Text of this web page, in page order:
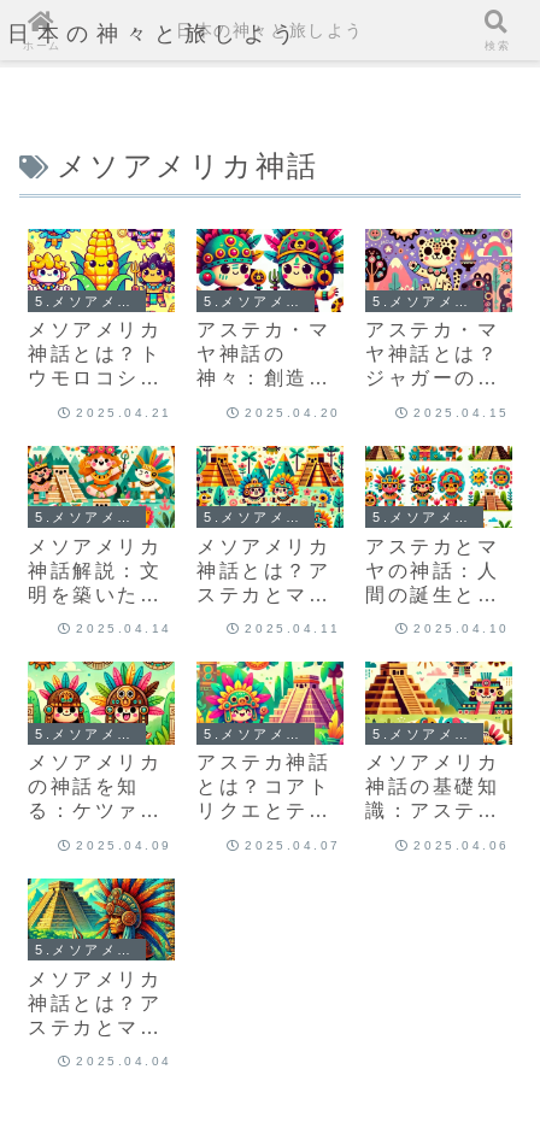
日本の神々と旅しよう
メソアメリカ神話
メソアメリカ
神話とは？ト
ウモロコシが
2025.04.21
アステカ・マ
ヤ神話の
神々：創造、
2025.04.20
アステカ・マ
ヤ神話とは？
ジャガーの神
2025.04.15
メソアメリカ
神話解説：文
明を築いた
神々と儀式
2025.04.14
メソアメリカ
神話とは？ア
ステカとマヤ
が語る創世記
2025.04.11
アステカとマ
ヤの神話：人
間の誕生と宇
宙の起源2025.04.10
メソアメリカ
の神話を知
る：ケツァル
2025.04.09
アステカ神話
とは？コアト
リクエとテス
2025.04.07
メソアメリカ
神話の基礎知
識：アステカ
2025.04.06
メソアメリカ
神話とは？ア
ステカとマヤ
の神秘に迫
2025.04.04
ホーム
日本の神々と旅しよう
検索